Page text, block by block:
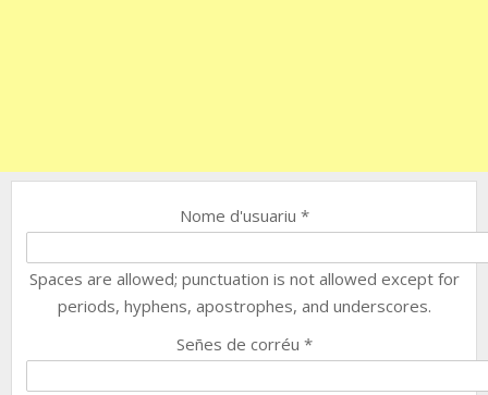
Nome d'usuariu *
Spaces are allowed; punctuation is not allowed except for
periods, hyphens, apostrophes, and underscores.
Señes de corréu *